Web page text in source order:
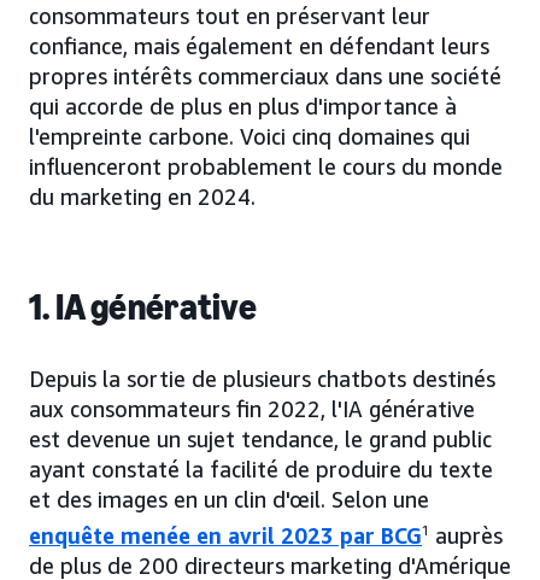
consommateurs tout en préservant leur
confiance, mais également en défendant leurs
propres intérêts commerciaux dans une société
qui accorde de plus en plus d'importance à
l'empreinte carbone. Voici cinq domaines qui
influenceront probablement le cours du monde
du marketing en 2024.
1. IA générative
Depuis la sortie de plusieurs chatbots destinés
aux consommateurs fin 2022, l'IA générative
est devenue un sujet tendance, le grand public
ayant constaté la facilité de produire du texte
et des images en un clin d'œil. Selon une
enquête menée en avril 2023 par BCG1
auprès
de plus de 200 directeurs marketing d'Amérique